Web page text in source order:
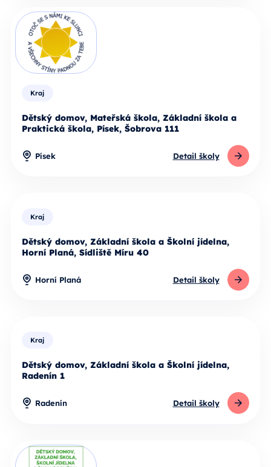
Kraj
Dětský domov, Mateřská škola, Základní škola a
Praktická škola, Písek, Šobrova 111
Písek Detail školy
Kraj
Dětský domov, Základní škola a Školní jídelna,
Horní Planá, Sídliště Míru 40
Horní Planá Detail školy
Kraj
Dětský domov, Základní škola a Školní jídelna,
Radenín 1
Radenín Detail školy